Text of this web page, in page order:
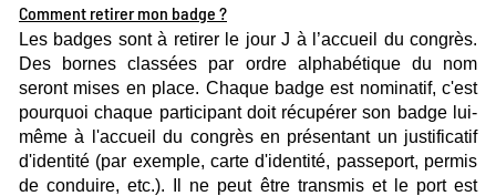
Comment retirer mon badge ?
Les badges sont à retirer le jour J à l’accueil du congrès.
Des bornes classées par ordre alphabétique du nom
seront mises en place. Chaque badge est nominatif, c'est
pourquoi chaque participant doit récupérer son badge lui-
même à l'accueil du congrès en présentant un justificatif
d'identité (par exemple, carte d'identité, passeport, permis
de conduire, etc.). Il ne peut être transmis et le port est